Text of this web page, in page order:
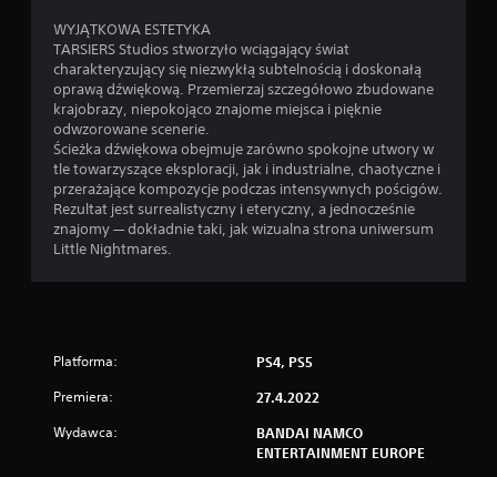
WYJĄTKOWA ESTETYKA
TARSIERS Studios stworzyło wciągający świat
charakteryzujący się niezwykłą subtelnością i doskonałą
oprawą dźwiękową. Przemierzaj szczegółowo zbudowane
krajobrazy, niepokojąco znajome miejsca i pięknie
odwzorowane scenerie.
Ścieżka dźwiękowa obejmuje zarówno spokojne utwory w
tle towarzyszące eksploracji, jak i industrialne, chaotyczne i
przerażające kompozycje podczas intensywnych pościgów.
Rezultat jest surrealistyczny i eteryczny, a jednocześnie
znajomy — dokładnie taki, jak wizualna strona uniwersum
Little Nightmares.
Platforma: PS4, PS5
Premiera: 27.4.2022
Wydawca:
BANDAI NAMCO
ENTERTAINMENT EUROPE